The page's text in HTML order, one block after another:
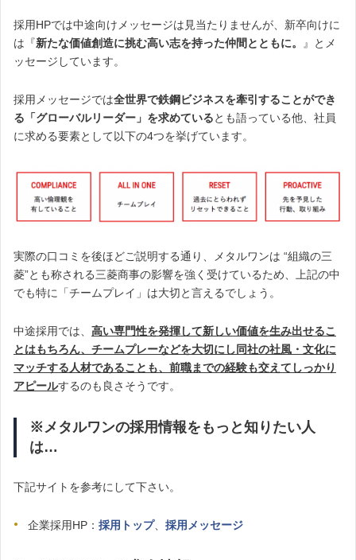
採用HPでは中途向けメッセージは見当たりませんが、新卒向けに
は『新たな価値創造に挑む高い志を持った仲間とともに。
』とメ
ッセージしています。
採用メッセージでは全世界で鉄鋼ビジネスを牽引することができ
る「グローバルリーダー」を求めているとも語っている他、社員
に求める要素として以下の4つを挙げています。
実際の口コミを後ほどご説明する通り、メタルワンは “組織の三
菱”とも称される三菱商事の影響を強く受けているため、上記の中
でも特に「チームプレイ」は大切と言えるでしょう。
中途採用では、 高い専門性を発揮して新しい価値を生み出せるこ
とはもちろん、チームプレーなどを大切にし同社の社風・文化に
マッチする人材であることも、前職までの経験も交えてしっかり
アピールするのも良さそうです。
※メタルワンの採用情報をもっと知りたい人
は…
下記サイトを参考にして下さい。
企業採用HP： 採用トップ、 採用メッセージ